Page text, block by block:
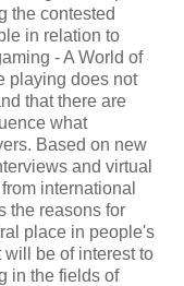
the contested
in relation to
- A World of
playing does not
that there are
what
Based on new
and virtual
international
the reasons for
place in people's
will be of interest to
in the fields of